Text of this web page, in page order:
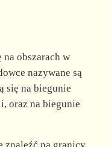
obszarach w
nazywane są
się na biegunie
oraz na biegunie